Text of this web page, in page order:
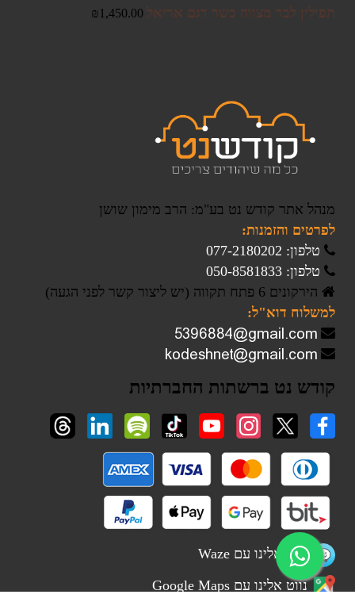
תפילין לבר מצווה כשר דגם אריאל
₪1,450.00
מנהל אתר קודש נט בע"מ: הרב מימון שושן
לפרטים והזמנות:
טלפון: 077-2180202
טלפון: 050-8581833
הירקונים 6 פתח תקווה (יש ליצור קשר לפני הגעה)
למשלוח דוא"ל:
קודש נט ברשתות החברתיות
נווט אלינו עם Waze
נווט אלינו עם Google Maps